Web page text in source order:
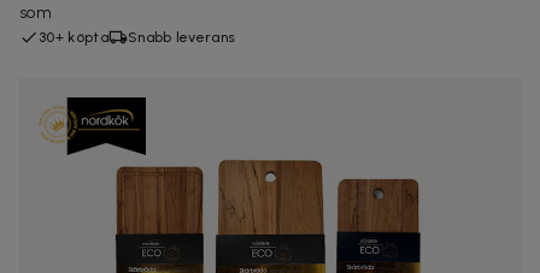
som
30+ köpta Snabb leverans